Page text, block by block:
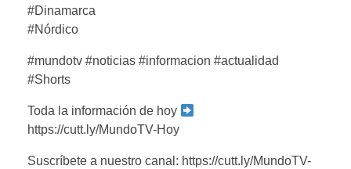
#Dinamarca
#Nórdico
#mundotv #noticias #informacion #actualidad
#Shorts
Toda la información de hoy
https://cutt.ly/MundoTV-Hoy
Suscríbete a nuestro canal: https://cutt.ly/MundoTV-